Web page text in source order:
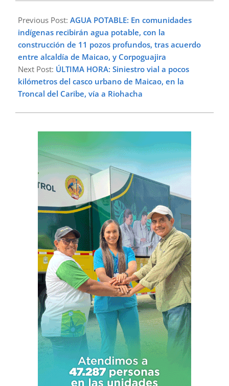
08-
24
Previous Post: AGUA POTABLE: En comunidades
indígenas recibirán agua potable, con la
construcción de 11 pozos profundos, tras acuerdo
entre alcaldía de Maicao, y Corpoguajira
Next Post: ÚLTIMA HORA: Siniestro vial a pocos
kilómetros del casco urbano de Maicao, en la
Troncal del Caribe, vía a Riohacha